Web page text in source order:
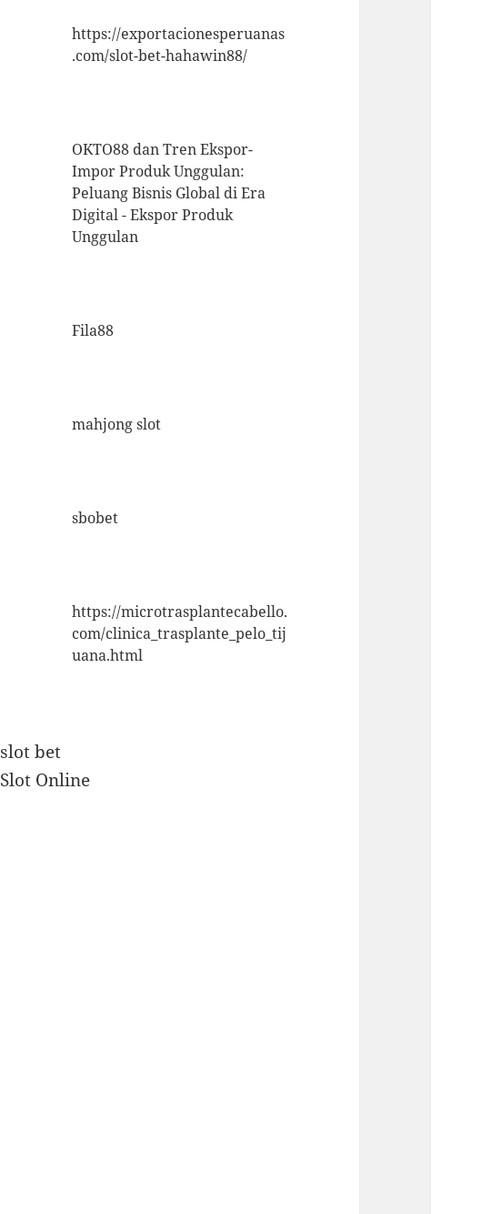
https://exportacionesperuanas
.com/slot-bet-hahawin88/
OKTO88 dan Tren Ekspor-
Impor Produk Unggulan:
Peluang Bisnis Global di Era
Digital - Ekspor Produk
Unggulan
Fila88
mahjong slot
sbobet
https://microtrasplantecabello.
com/clinica_trasplante_pelo_tij
uana.html
slot bet
Slot Online